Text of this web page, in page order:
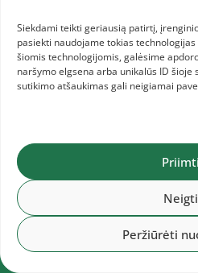
Siekdami teikti geriausią patirtį,
pasiekti naudojame tokias
šiomis technologijomis, galėsime
naršymo elgsena arba unikalūs ID šioje
sutikimo atšaukimas gali neigiamai
Priimti
Neigti
Peržiūrėti
2026 m.
2026 m. liepos 4 d.
Lietuvos lengvosios